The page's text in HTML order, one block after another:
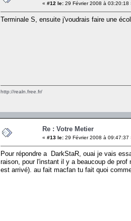
« #12 le: 29 Février 2008 à 03:20:18
Terminale S, ensuite j'voudrais faire une
http://realn.free.fr/
Re : Votre Metier
« #13 le: 29 Février 2008 à 09:47:37
Pour répondre a DarkStaR, ouai je vais
raison, pour l'instant il y a beaucoup de
est arrivé). au fait macfan tu fait quoi